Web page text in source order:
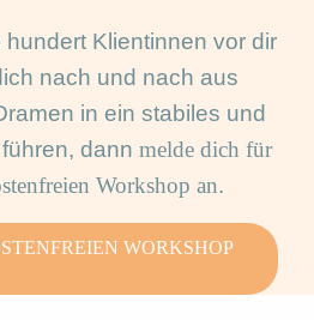
Klientinnen vor dir
nach und nach aus
in ein stabiles und
dann melde dich für
Workshop an.
WORKSHOP